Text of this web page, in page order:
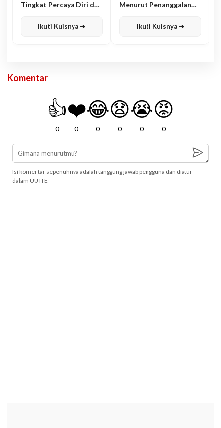
Tingkat Percaya Diri dan
Ikuti Kuisnya ➔
Menurut Penanggalan
Ikuti Kuisnya ➔
Komentar
👍
0
❤️
0
😂
0
😧
0
😭
0
😡
0
Isi komentar sepenuhnya adalah tanggung jawab pengguna dan diatur
dalam UU ITE